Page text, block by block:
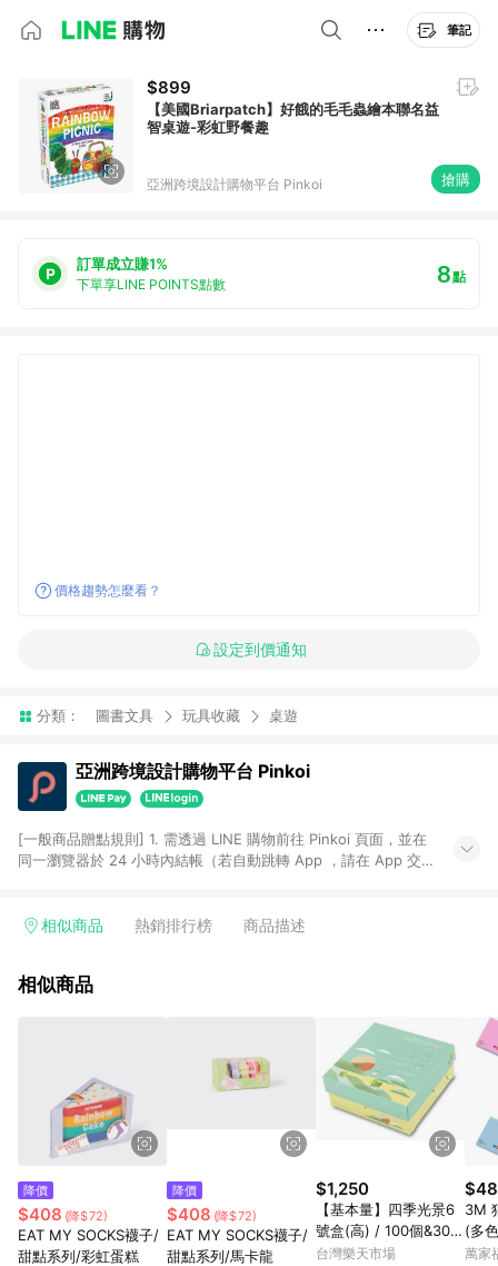
筆記
$899
【美國Briarpatch】好餓的毛毛蟲繪本聯名益
智桌遊-彩虹野餐趣
亞洲跨境設計購物平台 Pinkoi 搶購
訂單成立賺1%
下單享LINE POINTS點數 8點
價格趨勢怎麼看？
設定到價通知
分類： 圖書文具 玩具收藏 桌遊
亞洲跨境設計購物平台 Pinkoi
[一般商品贈點規則] 1. 需透過 LINE 購物前往 Pinkoi 頁面，並在
同一瀏覽器於 24 小時內結帳（若自動跳轉 App ，請在 App 交
回饋訂單不得享有 Pinkoi 站方優惠，例如首購優惠，P coins，
行為，不具贈點資格，部分退款不在此限。 6. APP 請更新至
貨後 45 天後發送。 8. 群眾募資商品，禮物卡，開館保證金，補
運費，攤位費等不具贈點資格。 9. LINE 購物站上之商品規格、
顏色、價位、贈品如與 Pinkoi 商品資訊頁及購物車不符，以
Pinkoi 購物商品資訊頁及購物車標示為準。 10. 點數紅包使用規
則請以點數紅包活動說明為準。 11. 若於 LINE 購物前往 Pinkoi
頁面後才首次下載 Pinkoi APP 並完成訂單，不符合導購資格；承
上，首次下載 Pinkoi APP 後，需透過 LINE 購物前往 Pinkoi 頁
相似商品 熱銷排行榜 商品描述
相似商品
降價
$408 (降$72)
EAT MY SOCKS襪子/
甜點系列/彩虹蛋糕
降價
$408 (降$72)
EAT MY SOCKS襪子/
甜點系列/馬卡龍
$1,250
【基本量】四季光景6
號盒(高) / 100個&300
個
台灣樂天市場
$48
3M
(多
萬家